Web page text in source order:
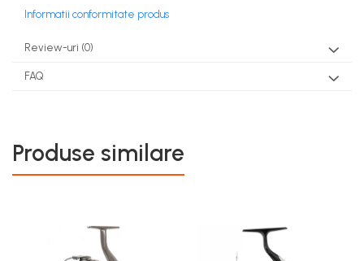
Informatii conformitate produs
Review-uri (0)
FAQ
Produse similare